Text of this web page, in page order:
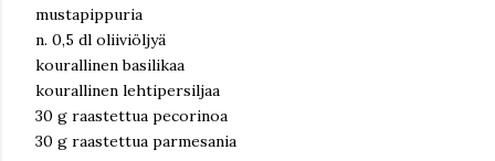
mustapippuria
n. 0,5 dl oliiviöljyä
kourallinen basilikaa
kourallinen lehtipersiljaa
30 g raastettua pecorinoa
30 g raastettua parmesania